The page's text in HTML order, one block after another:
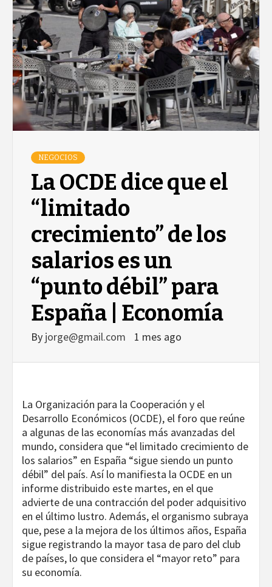
NEGOCIOS
La OCDE dice que el
“limitado
crecimiento” de los
salarios es un
“punto débil” para
España | Economía
By jorge@gmail.com 1 mes ago
La Organización para la Cooperación y el
Desarrollo Económicos (OCDE), el foro que reúne
a algunas de las economías más avanzadas del
mundo, considera que “el limitado crecimiento de
los salarios” en España “sigue siendo un punto
débil” del país. Así lo manifiesta la OCDE en un
informe distribuido este martes, en el que
advierte de una contracción del poder adquisitivo
en el último lustro. Además, el organismo subraya
que, pese a la mejora de los últimos años, España
sigue registrando la mayor tasa de paro del club
de países, lo que considera el “mayor reto” para
su economía.